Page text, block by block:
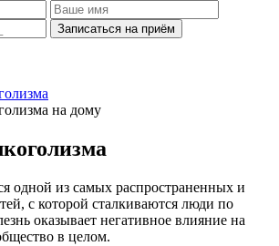
Записаться на приём
на дому
одной из самых распространенных и
с которой сталкиваются люди по
оказывает негативное влияние на
в целом.